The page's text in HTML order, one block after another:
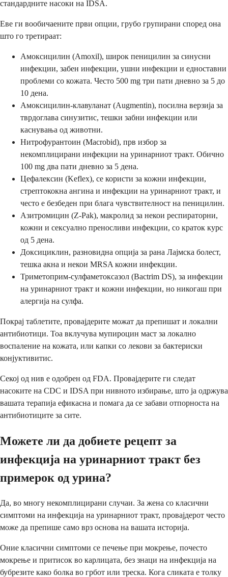
стандардните насоки на IDSA.
Еве ги вообичаените први опции, грубо групирани според она
што го третираат:
Амоксицилин (Amoxil), широк пеницилин за синусни
инфекции, забен инфекции, ушни инфекции и едноставни
проблеми со кожата. Често 500 mg три пати дневно за 5 до
10 дена.
Амоксицилин-клавуланат (Augmentin), посилна верзија за
тврдоглава синузитис, тешки забни инфекции или
каснувања од животни.
Нитрофурантоин (Macrobid), прв избор за
некомплицирани инфекции на уринарниот тракт. Обично
100 mg два пати дневно за 5 дена.
Цефалексин (Keflex), се користи за кожни инфекции,
стрептококна ангина и инфекции на уринарниот тракт, и
често е безбеден при блага чувствителност на пеницилин.
Азитромицин (Z-Pak), макролид за некои респираторни,
кожни и сексуално преносливи инфекции, со краток курс
од 5 дена.
Доксициклин, разновидна опција за рана Лајмска болест,
тешка акна и некои MRSA кожни инфекции.
Триметоприм-сулфаметоксазол (Bactrim DS), за инфекции
на уринарниот тракт и кожни инфекции, но никогаш при
алергија на сулфа.
Покрај таблетите, провајдерите можат да препишат и локални
антибиотици. Тоа вклучува мупироцин маст за локално
воспаление на кожата, или капки со лекови за бактериски
конјуктивитис.
Секој од нив е одобрен од FDA. Провајдерите ги следат
насоките на CDC и IDSA при нивното избирање, што ја одржува
вашата терапија ефикасна и помага да се забави отпорноста на
антибиотиците за сите.
Можете ли да добиете рецепт за
инфекција на уринарниот тракт без
примерок од урина?
Да, во многу некомплицирани случаи. За жена со класични
симптоми на инфекција на уринарниот тракт, провајдерот често
може да препише само врз основа на вашата историја.
Оние класични симптоми се печење при мокрење, почесто
мокрење и притисок во карлицата, без знаци на инфекција на
бубрезите како болка во грбот или треска. Кога сликата е толку